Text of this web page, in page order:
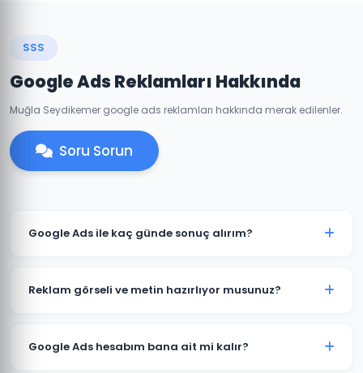
SSS
Google Ads Reklamları Hakkında
Muğla Seydikemer google ads reklamları hakkında merak edilenler.
Soru Sorun
Google Ads ile kaç günde sonuç alırım?
kampanyası genellikle 7-14 gün içinde anlamlı trafik
Reklam görseli ve metin hazırlıyor musunuz?
metinleri, görsel tasarımlar ve video reklamlar dahil
Google Ads hesabım bana ait mi kalır?